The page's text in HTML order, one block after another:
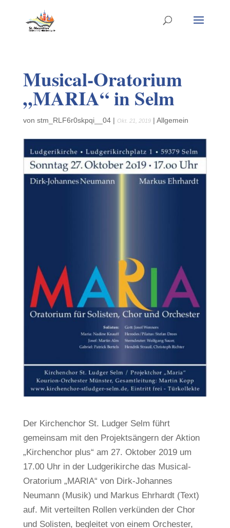
Musical-Oratorium
„MARIA“ in Selm
von stm_RLF6r0skpqi__04| Okt. 21, 2019| Allgemein
Der Kirchenchor St. Ludger Selm führt
gemeinsam mit den Projektsängern der Aktion
„Kirchenchor plus“ am 27. Oktober 2019 um
17.00 Uhr in der Ludgerikirche das Musical-
Oratorium „MARIA“ von Dirk-Johannes
Neumann (Musik) und Markus Ehrhardt (Text)
auf. Mit verteilten Rollen verkünden der Chor
und Solisten, begleitet von einem Orchester,